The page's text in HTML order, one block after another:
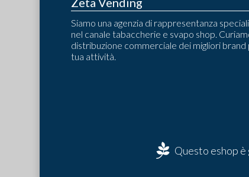
Siamo una agenzia di rappresentanza
nel canale tabaccherie e svapo shop.
distribuzione commerciale dei migliori brand
tua attività.
Questo eshop